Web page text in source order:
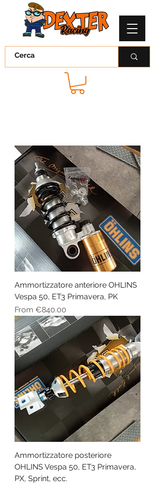
Ammortizzatore anteriore OHLINS
Vespa 50, ET3 Primavera, PK
From €840.00
Sale Price
Ammortizzatore posteriore
OHLINS Vespa 50, ET3 Primavera,
PX, Sprint, ecc.